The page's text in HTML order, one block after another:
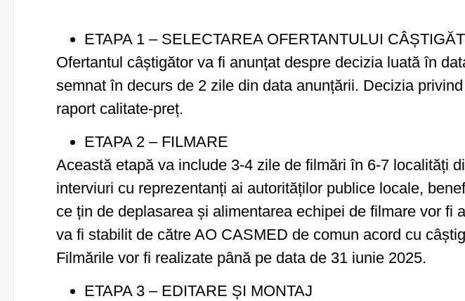
ETAPA 1 – SELECTAREA OFERTANTULUI
Ofertantul câștigător va fi anunțat despre decizia luată în
semnat în decurs de 2 zile din data anunțării. Decizia
raport calitate-preț.
ETAPA 2 – FILMARE
Această etapă va include 3-4 zile de filmări în 6-7 localități
interviuri cu reprezentanți ai autorităților publice locale,
ce țin de deplasarea și alimentarea echipei de filmare vor
va fi stabilit de către AO CASMED de comun acord cu
Filmările vor fi realizate până pe data de 31 iunie 2025.
ETAPA 3 – EDITARE ȘI MONTAJ